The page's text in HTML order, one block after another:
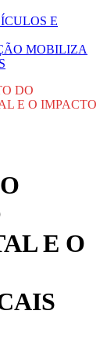
E
MOBILIZA
DO
E O IMPACTO
E O